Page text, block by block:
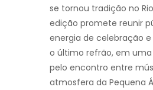
se tornou tradição no
edição promete reunir
energia de celebração
o último refrão, em
pelo encontro entre
atmosfera da Pequena